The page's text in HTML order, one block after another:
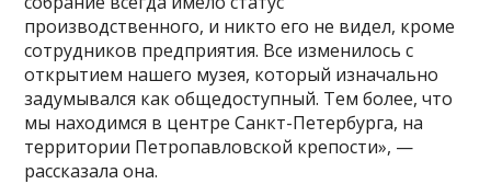
производственного, и никто его не видел, кроме
сотрудников предприятия. Все изменилось с
открытием нашего музея, который изначально
задумывался как общедоступный. Тем более, что
мы находимся в центре Санкт-Петербурга, на
территории Петропавловской крепости», —
рассказала она.